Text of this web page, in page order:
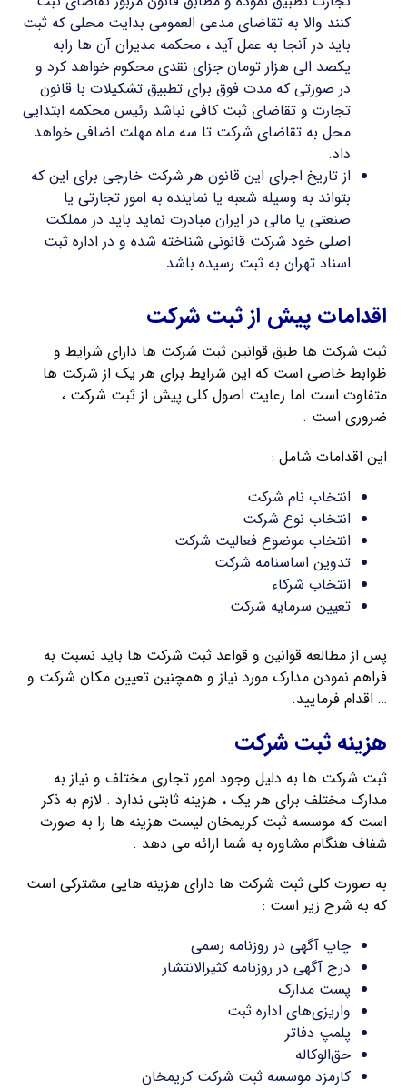
کنند والا به تقاضای مدعی العمومی بدایت محلی که ثبت
باید در آنجا به عمل آید ، محکمه مدیران آن ها رابه
یکصد الی هزار تومان جزای نقدی محکوم خواهد کرد و
در صورتی که مدت فوق برای تطبیق تشکیلات با قانون
تجارت و تقاضای ثبت کافی نباشد رئیس محکمه ابتدایی
محل به تقاضای شرکت تا سه ماه مهلت اضافی خواهد
داد.
از تاریخ اجرای این قانون هر شرکت خارجی برای این که
بتواند به وسیله شعبه یا نماینده به امور تجارتی یا
صنعتی یا مالی در ایران مبادرت نماید باید در مملکت
اصلی خود شرکت قانونی شناخته شده و در اداره ثبت
اسناد تهران به ثبت رسیده باشد.
اقدامات پیش از ثبت شرکت
ثبت شرکت ها طبق قوانین ثبت شرکت ها دارای شرایط و
ظوابط خاصی است که این شرایط برای هر یک از شرکت ها
متفاوت است اما رعایت اصول کلی پیش از ثبت شرکت ،
ضروری است .
این اقدامات شامل :
انتخاب نام شرکت
انتخاب نوع شرکت
انتخاب موضوع فعالیت شرکت
تدوین اساسنامه شرکت
انتخاب شرکاء
تعیین سرمایه شرکت
پس از مطالعه قوانین و قواعد ثبت شرکت ها باید نسبت به
فراهم نمودن مدارک مورد نیاز و همچنین تعیین مکان شرکت و
… اقدام فرمایید.
هزینه ثبت شرکت
ثبت شرکت ها به دلیل وجود امور تجاری مختلف و نیاز به
مدارک مختلف برای هر یک ، هزینه ثابتی ندارد . لازم به ذکر
است که موسسه ثبت کریمخان لیست هزینه ها را به صورت
شفاف هنگام مشاوره به شما ارائه می دهد .
به صورت کلی ثبت شرکت ها دارای هزینه هایی مشترکی است
که به شرح زیر است :
چاپ آگهی در روزنامه رسمی
درج آگهی در روزنامه کثیرالانتشار
پست مدارک
واریزی‌های اداره ثبت
پلمپ دفاتر
حق‌الوکاله
کارمزد موسسه ثبت شرکت کریمخان